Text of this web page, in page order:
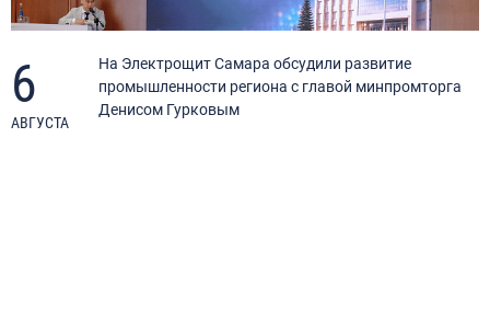
6
АВГУСТА
На Электрощит Самара обсудили развитие
промышленности региона с главой минпромторга
Денисом Гурковым